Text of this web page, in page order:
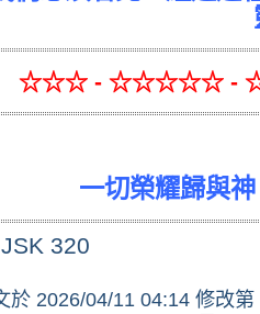
☆☆☆ - ☆☆☆☆☆ -
一切榮耀歸與
320
於 2026/04/11 04:14 修改第